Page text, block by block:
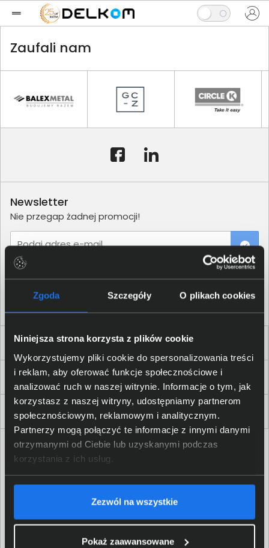
Zgoda Szczegóły O plikach cookies
Niniejsza strona korzysta z plików cookie
Wykorzystujemy pliki cookie do spersonalizowania treści
i reklam, aby oferować funkcje społecznościowe i
analizować ruch w naszej witrynie. Informacje o tym, jak
korzystasz z naszej witryny, udostępniamy partnerom
społecznościowym, reklamowym i analitycznym.
Partnerzy mogą połączyć te informacje z innymi danymi
otrzymanymi od Ciebie lub uzyskanymi podczas
korzystania z ich usług.
Zezwól na wszystkie
Pokaż zaawansowane
Zaufali nam
Dla Firm i Instytucji
Zakupy
Delkom 2000
Newsletter
Nie przegap żadnej promocji!
Podaj adres e-mail